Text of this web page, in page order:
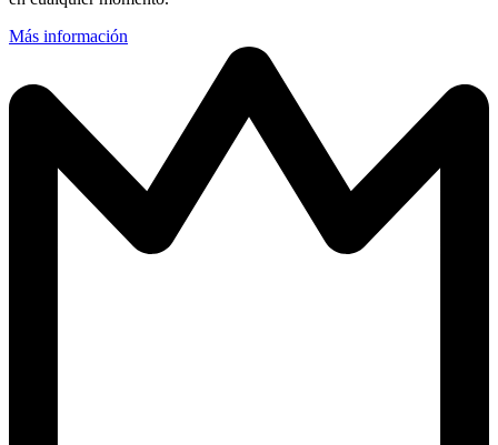
Más información